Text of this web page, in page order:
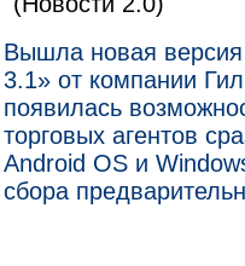
Вышла новая
3.1» от компании
появилась
торговых агентов
Android OS и
сбора